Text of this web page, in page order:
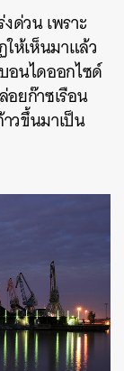
ด่วน เพราะ
ห้เห็นมาแล้ว
อนไดออกไซด์
ยก๊าซเรือน
วขึ้นมาเป็น